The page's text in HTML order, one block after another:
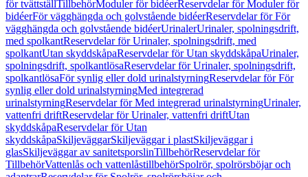
för tvättställTillbehörModuler för bidéerReservdelar för Moduler för
bidéerFör vägghängda och golvstående bidéerReservdelar för För
vägghängda och golvstående bidéerUrinalerUrinaler, spolningsdrift,
med spolkantReservdelar för Urinaler, spolningsdrift, med
spolkantUtan skyddskåpaReservdelar för Utan skyddskåpaUrinaler,
spolningsdrift, spolkantlösaReservdelar för Urinaler, spolningsdrift,
spolkantlösaFör synlig eller dold urinalstyrningReservdelar för För
synlig eller dold urinalstyrningMed integrerad
urinalstyrningReservdelar för Med integrerad urinalstyrningUrinaler,
vattenfri driftReservdelar för Urinaler, vattenfri driftUtan
skyddskåpaReservdelar för Utan
skyddskåpaSkiljeväggarSkiljeväggar i plastSkiljeväggar i
glasSkiljeväggar av sanitetsporslinTillbehörReservdelar för
TillbehörVattenlås och vattenlåstillbehörSpolrör, spolrörsböjar och